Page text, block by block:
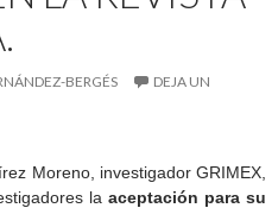
BERGÉS
DEJA UN
Moreno, investigador GRIMEX,
la aceptación para su